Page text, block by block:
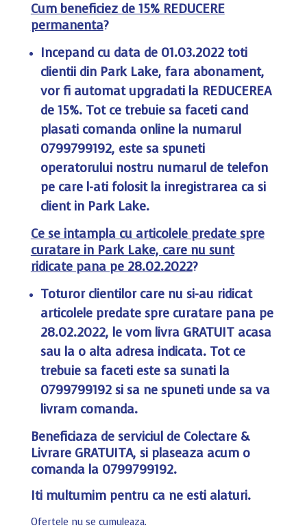
Cum beneficiez de 15% REDUCERE
permanenta?
Incepand cu data de 01.03.2022 toti
clientii din Park Lake, fara abonament,
vor fi automat upgradati la REDUCEREA
de 15%. Tot ce trebuie sa faceti cand
plasati comanda online la numarul
0799799192, este sa spuneti
operatorului nostru numarul de telefon
pe care l-ati folosit la inregistrarea ca si
client in Park Lake.
Ce se intampla cu articolele predate spre
curatare in Park Lake, care nu sunt
ridicate pana pe 28.02.2022?
Toturor clientilor care nu si-au ridicat
articolele predate spre curatare pana pe
28.02.2022, le vom livra GRATUIT acasa
sau la o alta adresa indicata. Tot ce
trebuie sa faceti este sa sunati la
0799799192 si sa ne spuneti unde sa va
livram comanda.
Beneficiaza de serviciul de Colectare &
Livrare GRATUITA, si plaseaza acum o
comanda la 0799799192.
Iti multumim pentru ca ne esti alaturi.
Ofertele nu se cumuleaza.